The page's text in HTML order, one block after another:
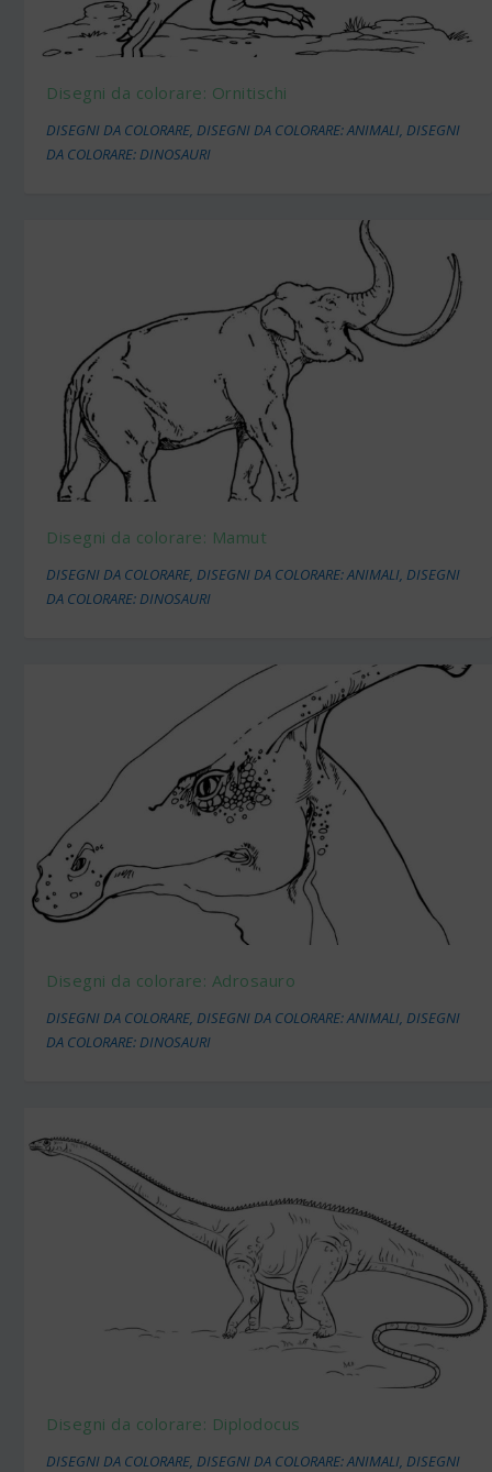
Disegni da colorare: Ornitischi
DISEGNI DA COLORARE,DISEGNI DA COLORARE: ANIMALI,DISEGNI
DA COLORARE: DINOSAURI
Disegni da colorare: Mamut
DISEGNI DA COLORARE,DISEGNI DA COLORARE: ANIMALI,DISEGNI
DA COLORARE: DINOSAURI
Disegni da colorare: Adrosauro
DISEGNI DA COLORARE,DISEGNI DA COLORARE: ANIMALI,DISEGNI
DA COLORARE: DINOSAURI
Disegni da colorare: Diplodocus
DISEGNI DA COLORARE,DISEGNI DA COLORARE: ANIMALI,DISEGNI